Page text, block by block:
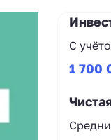
С
1 700